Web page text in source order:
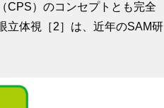
CPS）のコンセプトとも完全
立体視［2］は、近年のSAM研